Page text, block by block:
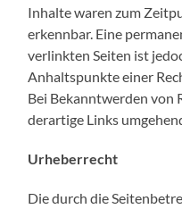
Inhalte waren zum
erkennbar. Eine
verlinkten Seiten ist
Anhaltspunkte einer
Bei Bekanntwerden von
derartige Links
Urheberrecht
Die durch die